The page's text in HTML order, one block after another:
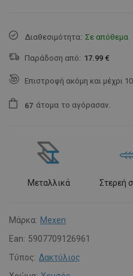
Διαθεσιμότητα: Σε απόθεμα
Παράδοση από: 17.99 €
Επιστροφή ακόμη και μέχρι
67 άτομα το αγόρασαν.
Μεταλλικά Στερεή
Μάρκα: Mexen
Ean: 5907709126961
Τύπος: Δακτύλιος